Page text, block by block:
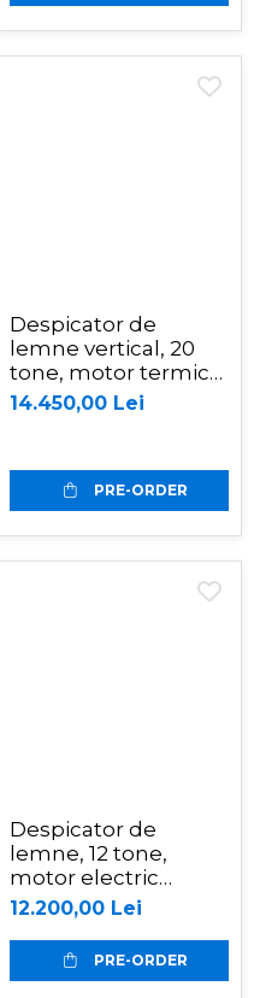
Despicator de
lemne vertical, 20
tone, motor termic
Kohler de 6.5CP,
Jansen HS-20H110
14.450,00 Lei
PRE-ORDER
Despicator de
lemne, 12 tone,
motor electric
trifazat 3kW, Ceccato
Olindo SPLE12T
12.200,00 Lei
PRE-ORDER